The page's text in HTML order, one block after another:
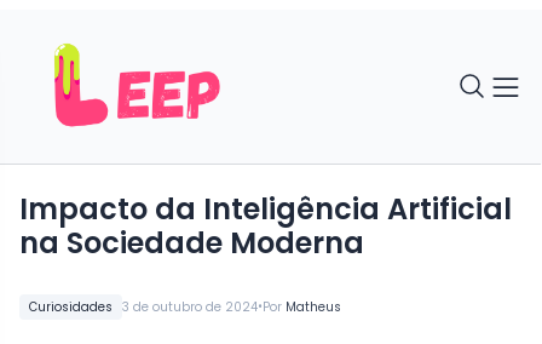
Curiosidades 3 de outubro de 2024•Por Matheus
Impacto da Inteligência Artificial
na Sociedade Moderna